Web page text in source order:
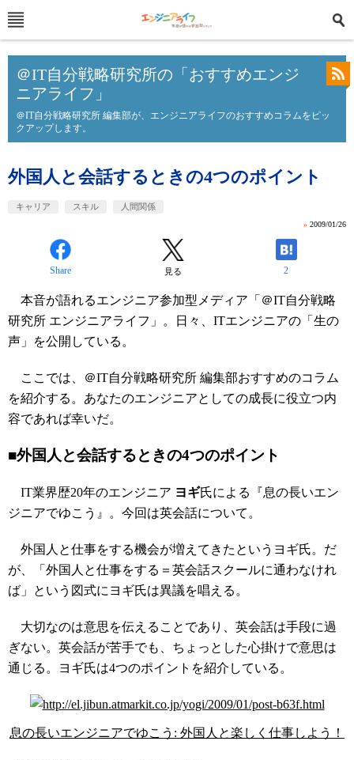
＠IT自分戦略研究所の「おすすめエンジ
ニアライフ」
＠IT自分戦略研究所 編集部が、エンジニアライフのおすすめコラムをピッ
クアップします。
外国人と会話するときの4つのポイント
キャリア スキル 人間関係
» 2009/01/26
Share 見る 2
本音が語れるエンジニア参加型メディア「＠IT自分戦略
研究所 エンジニアライフ」。日々、ITエンジニアの「生の
声」を公開している。
ここでは、＠IT自分戦略研究所 編集部おすすめのコラム
を紹介する。あなたのエンジニアとしての成長に役立つ内
容であれば幸いだ。
■外国人と会話するときの4つのポイント
IT業界歴20年のエンジニア ヨギ氏による『息の長いエン
ジニアでゆこう』。今回は英会話について。
外国人と仕事をする機会が増えてきたというヨギ氏。だ
が、「外国人と仕事をする＝英会話スクールに通わなけれ
ば」という図式にヨギ氏は異議を唱える。
大切なのは意思を伝えることであり、英会話は手段に過
ぎない。英会話が苦手でも、ちょっとした心掛けで意思は
通じる。ヨギ氏は4つのポイントを紹介している。
息の長いエンジニアでゆこう: 外国人と楽しく仕事しよう！